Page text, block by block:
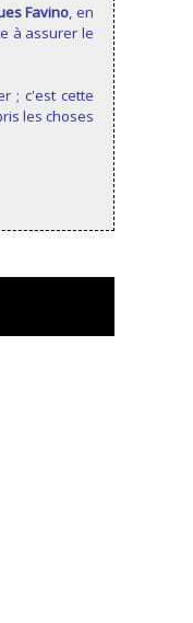
Favino, en
à assurer le
; c'est cette
les choses